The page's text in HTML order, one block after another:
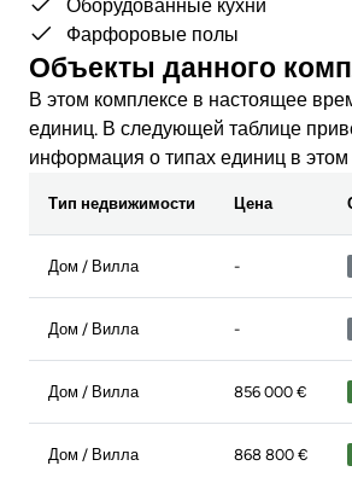
Оборудованные кухни
Фарфоровые полы
Объекты данного
В этом комплексе в настоящее
единиц. В следующей таблице
информация о типах единиц в этом
Тип недвижимости Цена
Дом / Вилла -
Дом / Вилла -
Дом / Вилла 856 000 €
Дом / Вилла 868 800 €